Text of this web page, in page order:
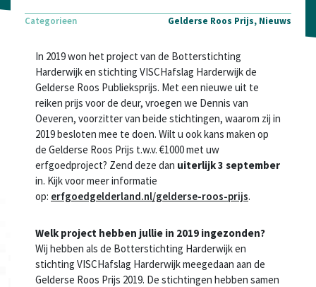
Categorieen Gelderse Roos Prijs, Nieuws
In 2019 won het project van de Botterstichting
Harderwijk en stichting VISCHafslag Harderwijk de
Gelderse Roos Publieksprijs. Met een nieuwe uit te
reiken prijs voor de deur, vroegen we Dennis van
Oeveren, voorzitter van beide stichtingen, waarom zij in
2019 besloten mee te doen. Wilt u ook kans maken op
de Gelderse Roos Prijs t.w.v. €1000 met uw
erfgoedproject? Zend deze dan uiterlijk 3 september
in. Kijk voor meer informatie
op: erfgoedgelderland.nl/gelderse-roos-prijs.
Welk project hebben jullie in 2019 ingezonden?
Wij hebben als de Botterstichting Harderwijk en
stichting VISCHafslag Harderwijk meegedaan aan de
Gelderse Roos Prijs 2019. De stichtingen hebben samen